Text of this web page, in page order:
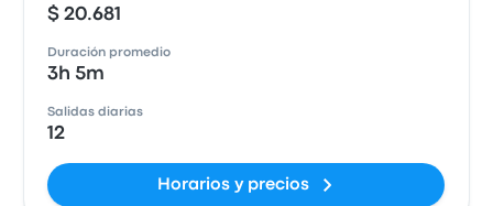
$ 20.681
Duración promedio
3h 5m
Salidas diarias
12
Horarios y precios